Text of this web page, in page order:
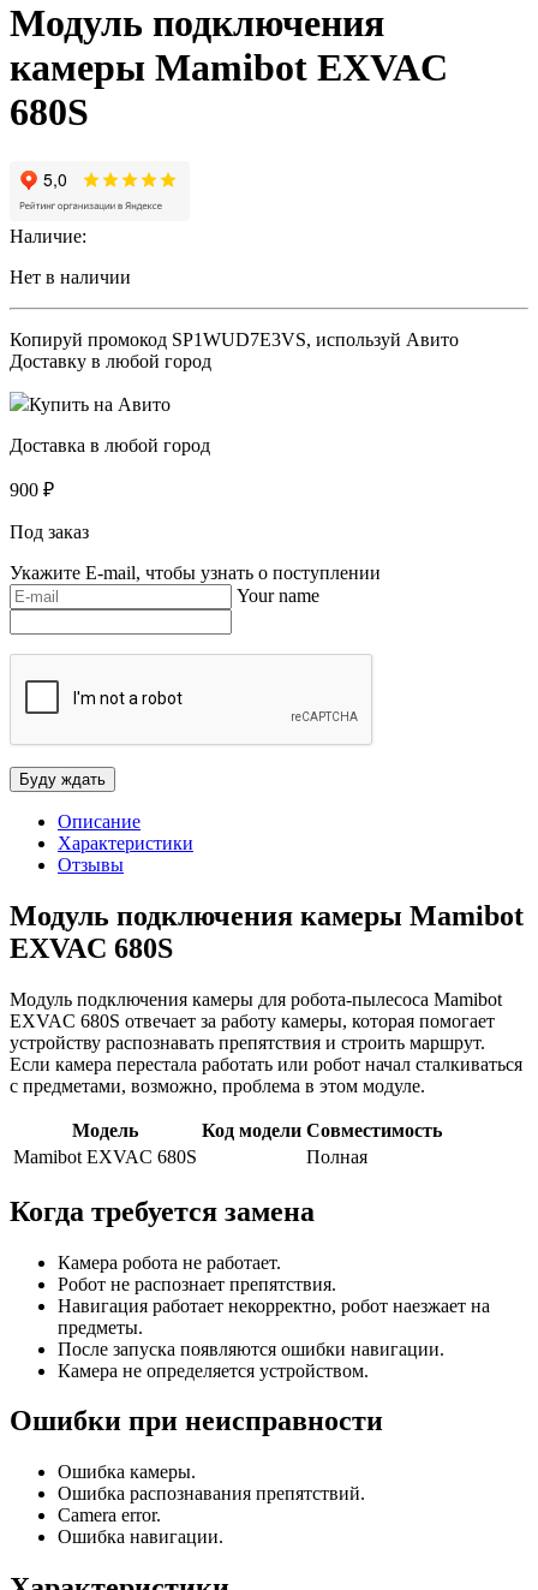
Модуль подключения
камеры Mamibot EXVAC
680S
Наличие:
Нет в наличии
Копируй промокод SP1WUD7E3VS, используй Авито
Доставку в любой город
Купить на Авито
Доставка в любой город
900 ₽
Под заказ
Укажите E-mail, чтобы узнать о поступлении
Your name
Описание
Характеристики
Отзывы
Модуль подключения камеры Mamibot
EXVAC 680S
Модуль подключения камеры для робота-пылесоса Mamibot
EXVAC 680S отвечает за работу камеры, которая помогает
устройству распознавать препятствия и строить маршрут.
Если камера перестала работать или робот начал сталкиваться
с предметами, возможно, проблема в этом модуле.
Модель Код модели Совместимость
Mamibot EXVAC 680S
Полная
Когда требуется замена
Камера робота не работает.
Робот не распознает препятствия.
Навигация работает некорректно, робот наезжает на
предметы.
После запуска появляются ошибки навигации.
Камера не определяется устройством.
Ошибки при неисправности
Ошибка камеры.
Ошибка распознавания препятствий.
Camera error.
Ошибка навигации.